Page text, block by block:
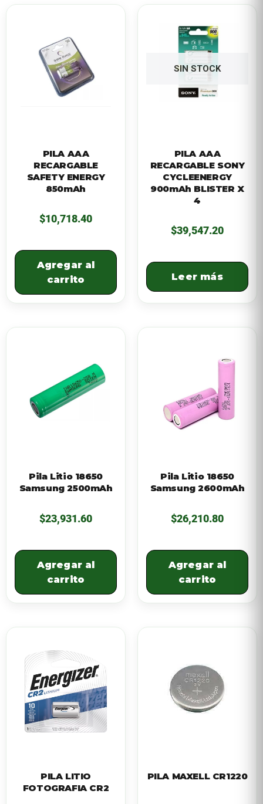
PILA AAA
RECARGABLE
SAFETY ENERGY
850mAh
$10,718.40
Agregar al
carrito
SIN STOCK
PILA AAA
RECARGABLE SONY
CYCLEENERGY
900mAh BLISTER X
4
$39,547.20
Leer más
Pila Litio 18650
Samsung 2500mAh
$23,931.60
Agregar al
carrito
Pila Litio 18650
Samsung 2600mAh
$26,210.80
Agregar al
carrito
PILA LITIO
FOTOGRAFIA CR2
PILA MAXELL CR1220